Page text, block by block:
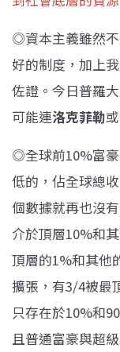
◎資本主義雖然
好的制度，加上
佐證。今日普羅
可能連洛克菲勒或
◎全球前10%富
低的，佔全球總
個數據就再也沒
介於頂層10%和
頂層的1%和其他
擴張，有3/4被最
只存在於10%和
且普通富豪與超